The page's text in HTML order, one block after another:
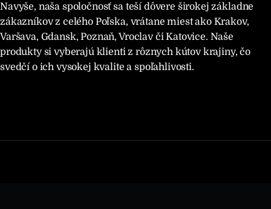
Navyše, naša spoločnosť sa teší dôvere širokej základne
zákazníkov z celého Poľska, vrátane miest ako Krakov,
Varšava, Gdansk, Poznaň, Vroclav či Katovice. Naše
produkty si vyberajú klienti z rôznych kútov krajiny, čo
svedčí o ich vysokej kvalite a spoľahlivosti.